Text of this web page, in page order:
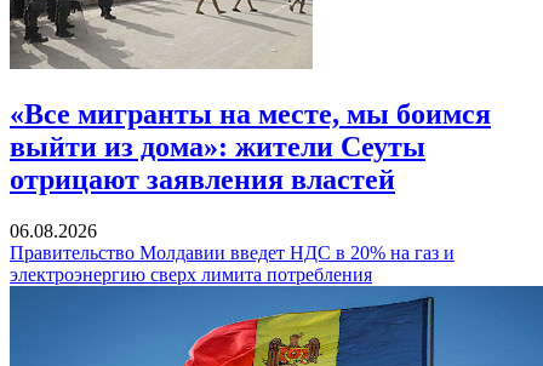
«Все мигранты на месте, мы боимся
выйти из дома»: жители Сеуты
отрицают заявления властей
06.08.2026
Правительство Молдавии введет НДС в 20% на газ и
электроэнергию сверх лимита потребления